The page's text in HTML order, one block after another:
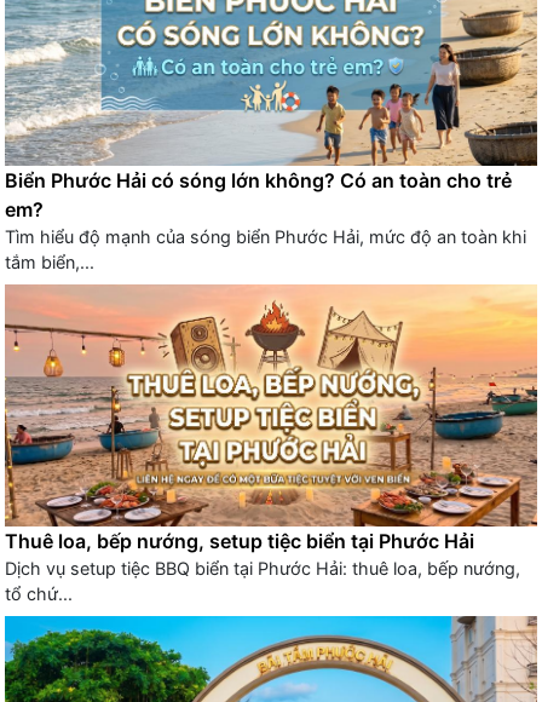
Biển Phước Hải có sóng lớn không? Có an toàn cho trẻ
em?
Tìm hiểu độ mạnh của sóng biển Phước Hải, mức độ an toàn khi
tắm biển,...
Thuê loa, bếp nướng, setup tiệc biển tại Phước Hải
Dịch vụ setup tiệc BBQ biển tại Phước Hải: thuê loa, bếp nướng,
tổ chứ...